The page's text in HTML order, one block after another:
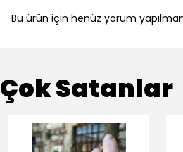
Bu ürün için henüz yorum
Çok Satanlar